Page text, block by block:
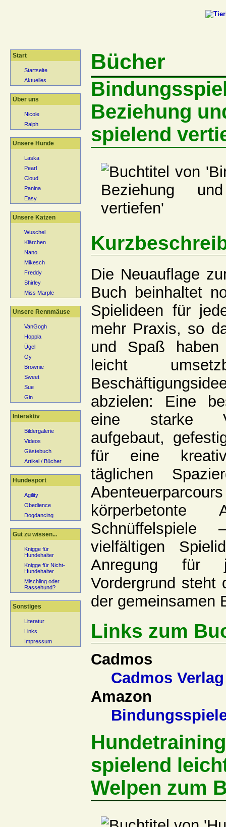
Start
Startseite
Aktuelles
Über uns
Nicole
Ralph
Unsere Hunde
Laska
Pearl
Cloud
Panina
Easy
Unsere Katzen
Wuschel
Klärchen
Nano
Mikesch
Freddy
Shirley
Miss Marple
Unsere Rennmäuse
VanGogh
Hoppla
Ügel
Oy
Brownie
Sweet
Sue
Gin
Interaktiv
Bildergalerie
Videos
Gästebuch
Artikel / Bücher
Hundesport
Agility
Obedience
Dogdancing
Gut zu wissen...
Knigge für
Hundehalter
Knigge für Nicht-
Hundehalter
Mischling oder
Rassehund?
Sonstiges
Literatur
Links
Impressum
Bücher
Beziehung
spielend
Die Neuauflage
Buch beinhaltet
Spielideen für
mehr Praxis, so
und Spaß
leicht
abzielen: Eine
eine starke
aufgebaut,
für eine
täglichen
vielfältigen
Anregung für
Vordergrund steht
der gemeinsamen
Links zum
Cadmos
Cadmos Verlag
Amazon
spielend
Welpen zum